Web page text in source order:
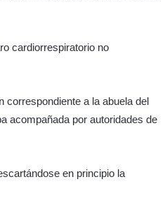
cardiorrespiratorio no
correspondiente a la abuela del
acompañada por autoridades de
en principio la